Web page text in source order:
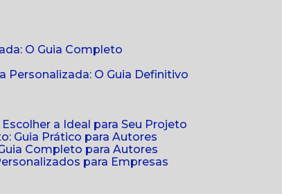
O Guia Completo
Personalizada: O Guia Definitivo
a Ideal para Seu Projeto
Guia Prático para Autores
Completo para Autores
para Empresas